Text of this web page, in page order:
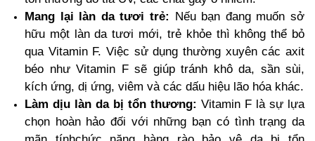
Mang lại làn da tươi trẻ: Nếu bạn đang muốn sở
hữu một làn da tươi mới, trẻ khỏe thì không thể bỏ
qua Vitamin F. Việc sử dụng thường xuyên các axit
béo như Vitamin F sẽ giúp tránh khô da, sần sùi,
kích ứng, dị ứng, viêm và các dấu hiệu lão hóa khác.
Làm dịu làn da bị tổn thương: Vitamin F là sự lựa
chọn hoàn hảo đối với những bạn có tình trạng da